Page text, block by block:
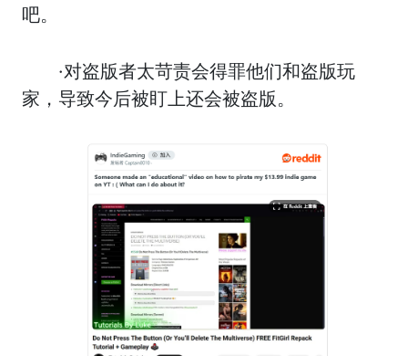
吧。
·对盗版者太苛责会得罪他们和盗版玩
家，导致今后被盯上还会被盗版。